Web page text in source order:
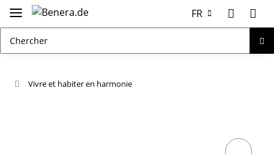
FR
Vivre et habiter en harmonie